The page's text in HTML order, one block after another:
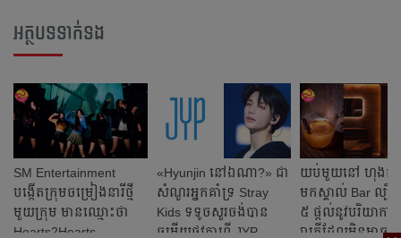
អត្ថបទទាក់ទង
SM Entertainment
បង្កើតក្រុមចម្រៀងនារីថ្មី
មួយក្រុម មានឈ្មោះថា
Hearts2Hearts
«Hyunjin នៅឯណា?» ជា
សំណួរអ្នកគាំទ្រ Stray
Kids ទទូចសួរចង់បាន​
ចម្លើយផ្លូវការពី JYP
យប់មួយនៅ ហុងកុ
មកស្គាល់ Bar ល្បី
៥ ផ្តល់នូវបរិយាក
រាត្រីដែលមិនអាចបំ